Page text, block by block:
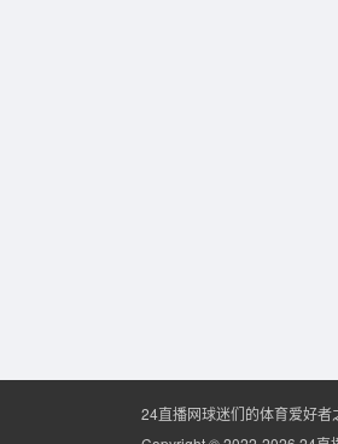
24直播网球迷们的体育爱好者